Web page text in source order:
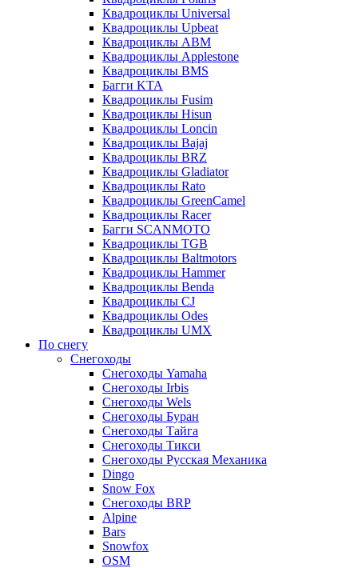
Квадроциклы Universal
Квадроциклы Upbeat
Квадроциклы ABM
Квадроциклы Applestone
Квадроциклы BMS
Багги KTA
Квадроциклы Fusim
Квадроциклы Hisun
Квадроциклы Loncin
Квадроциклы Bajaj
Квадроциклы BRZ
Квадроциклы Gladiator
Квадроциклы Rato
Квадроциклы GreenCamel
Квадроциклы Racer
Багги SCANMOTO
Квадроциклы TGB
Квадроциклы Baltmotors
Квадроциклы Hammer
Квадроциклы Benda
Квадроциклы CJ
Квадроциклы Odes
Квадроциклы UMX
По снегу
Снегоходы
Снегоходы Yamaha
Снегоходы Irbis
Снегоходы Wels
Снегоходы Буран
Снегоходы Тайга
Снегоходы Тикси
Снегоходы Русская Механика
Dingo
Snow Fox
Снегоходы BRP
Alpine
Bars
Snowfox
OSM